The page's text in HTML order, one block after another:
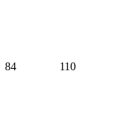
84 110